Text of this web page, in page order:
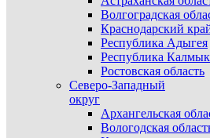
Волгоградская
Краснодарский
Республика Адыгея
Республика
Ростовская область
Северо-Западный
округ
Архангельская
Вологодская